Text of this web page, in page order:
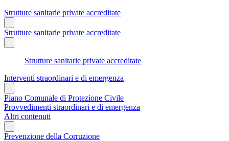
Strutture sanitarie private accreditate
Strutture sanitarie private accreditate
Strutture sanitarie private accreditate
Interventi straordinari e di emergenza
Piano Comunale di Protezione Civile
Provvedimenti straordinari e di emergenza
Altri contenuti
Prevenzione della Corruzione